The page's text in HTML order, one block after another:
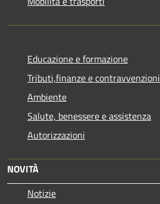
Educazione e formazione
Tributi,finanze e contravvenzioni
Ambiente
Salute, benessere e assistenza
Autorizzazioni
NOVITÀ
Notizie